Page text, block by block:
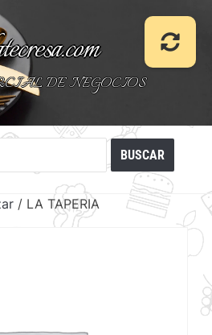
DE NEGOCIOS
/ LA TAPERIA